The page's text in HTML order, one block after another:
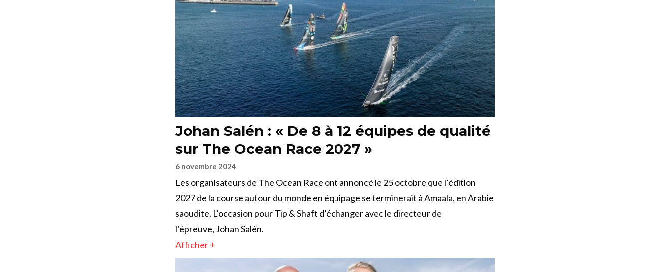
Johan Salén : « De 8 à 12 équipes de qualité
sur The Ocean Race 2027 »
6 novembre 2024
Les organisateurs de The Ocean Race ont annoncé le 25 octobre que l’édition
2027 de la course autour du monde en équipage se terminerait à Amaala, en Arabie
saoudite. L’occasion pour Tip & Shaft d’échanger avec le directeur de
l’épreuve, Johan Salén.
Afficher +